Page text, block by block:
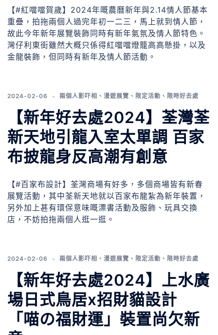
【#紅噹噹賀歲】2024年嘅農曆新年與2.14情人節基本
重疊，拍拖兩個人過完年初一二三，馬上就到情人節，
故此今年新年展覽裝飾同時有新年氣氛及情人節特色。
灣仔利東街雖然大概只係得紅噹噹燈籠高高懸掛，以及
金龍裝飾，但同時有新年及情人節活動。
2024-02-06 兩個人影吓相 、 漫遊展覽 、 限定活動 、 限時好去處
【新年好去處2024】荃灣荃
新天地引龍入室太單調 百家
布披龍身反高潮有創意
【#百家布設計】荃灣商場有好多，多個商場皆有新春
展覽活動，其中荃新天地就以百家布龍紮為新年裝置，
另外加上甚有環保意味嘅漂書活動及服飾、玩具交換
店，不妨拍拖兩個人逛一逛。
2024-02-06 兩個人影吓相 、 漫遊展覽 、 限定活動 、 限時好去處
【新年好去處2024】上水廣
場日式鳥居x招財貓設計
「喵の福財運」裝置尚欠新